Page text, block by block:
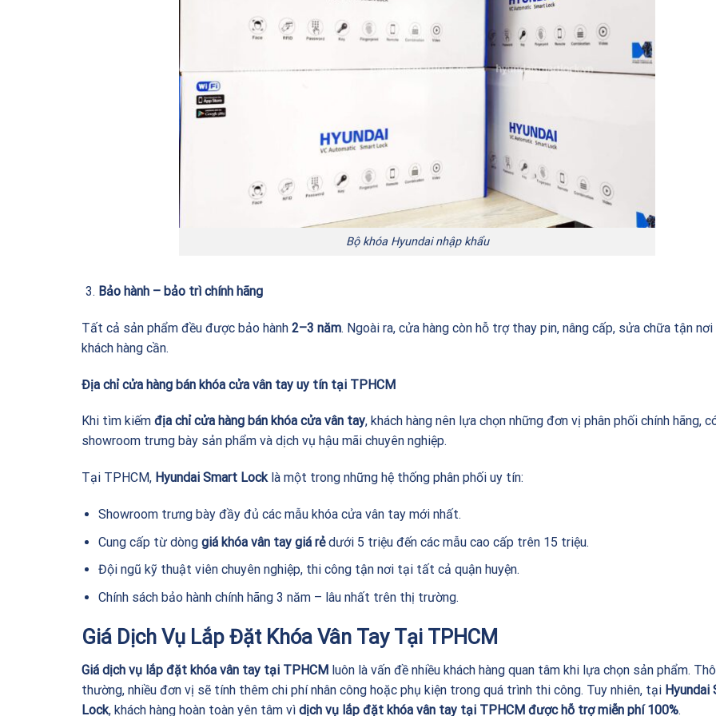
Bộ khóa Hyundai nhập khẩu
Bảo hành – bảo trì chính hãng
Tất cả sản phẩm đều được bảo hành 2–3 năm. Ngoài ra, cửa hàng còn hỗ trợ thay pin, nâng cấp, sửa chữa tận nơi
khách hàng cần.
Địa chỉ cửa hàng bán khóa cửa vân tay uy tín tại TPHCM
Khi tìm kiếm địa chỉ cửa hàng bán khóa cửa vân tay, khách hàng nên lựa chọn những đơn vị phân phối chính hãng,
showroom trưng bày sản phẩm và dịch vụ hậu mãi chuyên nghiệp.
Tại TPHCM, Hyundai Smart Locklà một trong những hệ thống phân phối uy tín:
Showroom trưng bày đầy đủ các mẫu khóa cửa vân tay mới nhất.
Cung cấp từ dòng giá khóa vân tay giá rẻdưới 5 triệu đến các mẫu cao cấp trên 15 triệu.
Đội ngũ kỹ thuật viên chuyên nghiệp, thi công tận nơi tại tất cả quận huyện.
Chính sách bảo hành chính hãng 3 năm – lâu nhất trên thị trường.
Giá Dịch Vụ Lắp Đặt Khóa Vân Tay Tại TPHCM
Giá dịch vụ lắp đặt khóa vân tay tại TPHCM luôn là vấn đề nhiều khách hàng quan tâm khi lựa chọn sản phẩm.
thường, nhiều đơn vị sẽ tính thêm chi phí nhân công hoặc phụ kiện trong quá trình thi công. Tuy nhiên, tại Hyundai
Lock, khách hàng hoàn toàn yên tâm vì dịch vụ lắp đặt khóa vân tay tại TPHCM được hỗ trợ miễn phí 100%.